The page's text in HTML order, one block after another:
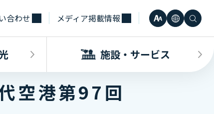
合わせ メディア掲載情報
文
字
小
言
語
日本語
検
索
観光INDEX
施設・サービス
スINDEX
空港第97回